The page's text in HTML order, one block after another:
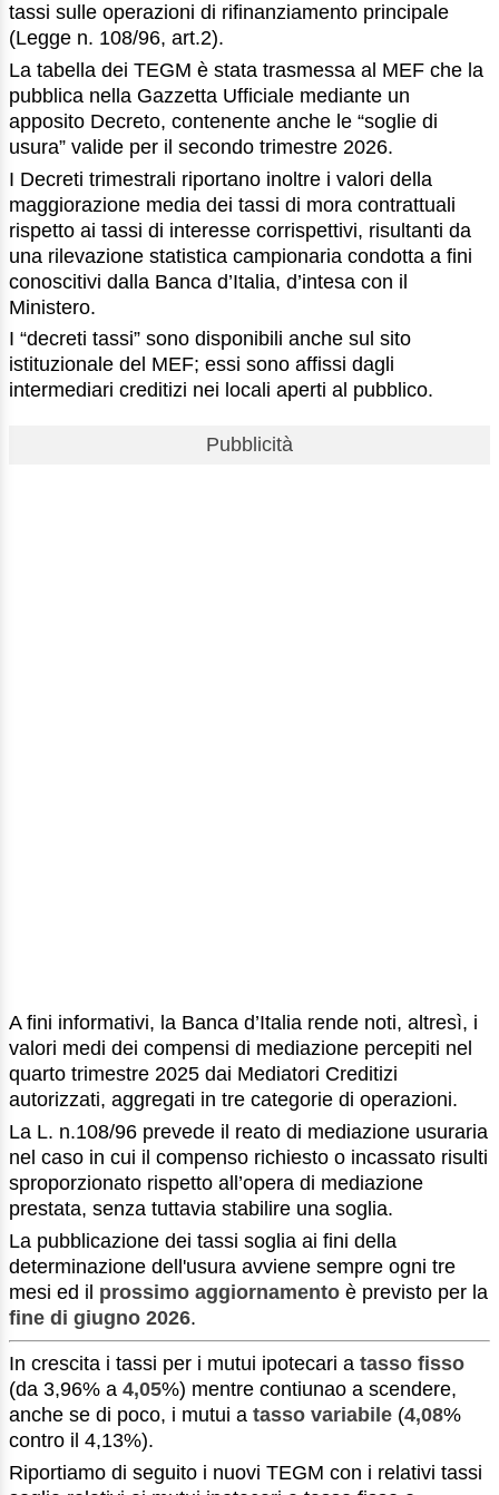
tassi sulle operazioni di rifinanziamento principale
(Legge n. 108/96, art.2).
La tabella dei TEGM è stata trasmessa al MEF che la
pubblica nella Gazzetta Ufficiale mediante un
apposito Decreto, contenente anche le “soglie di
usura” valide per il secondo trimestre 2026.
I Decreti trimestrali riportano inoltre i valori della
maggiorazione media dei tassi di mora contrattuali
rispetto ai tassi di interesse corrispettivi, risultanti da
una rilevazione statistica campionaria condotta a fini
conoscitivi dalla Banca d’Italia, d’intesa con il
Ministero.
I “decreti tassi” sono disponibili anche sul sito
istituzionale del MEF; essi sono affissi dagli
intermediari creditizi nei locali aperti al pubblico.
Pubblicità
A fini informativi, la Banca d’Italia rende noti, altresì, i
valori medi dei compensi di mediazione percepiti nel
quarto trimestre 2025 dai Mediatori Creditizi
autorizzati, aggregati in tre categorie di operazioni.
La L. n.108/96 prevede il reato di mediazione usuraria
nel caso in cui il compenso richiesto o incassato risulti
sproporzionato rispetto all’opera di mediazione
prestata, senza tuttavia stabilire una soglia.
La pubblicazione dei tassi soglia ai fini della
determinazione dell'usura avviene sempre ogni tre
mesi ed il prossimo aggiornamento è previsto per la
fine di giugno 2026.
In crescita i tassi per i mutui ipotecari a tasso fisso
(da 3,96% a 4,05%) mentre contiunao a scendere,
anche se di poco, i mutui a tasso variabile (4,08%
contro il 4,13%).
Riportiamo di seguito i nuovi TEGM con i relativi tassi